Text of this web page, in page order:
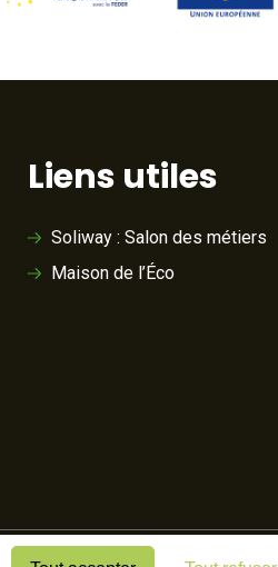
Liens utiles
Soliway : Salon des métiers
Maison de l’Éco